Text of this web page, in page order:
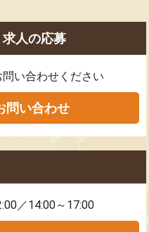
人の応募
い合わせください
問い合わせ
／14:00～17:00